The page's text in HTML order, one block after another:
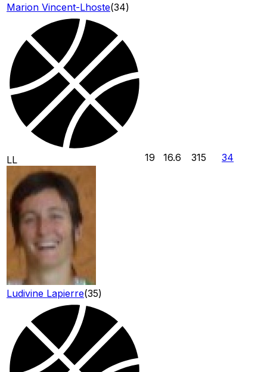
Marion Vincent-Lhoste(34)
LL
Ludivine Lapierre(35)
19 16.6 315 34